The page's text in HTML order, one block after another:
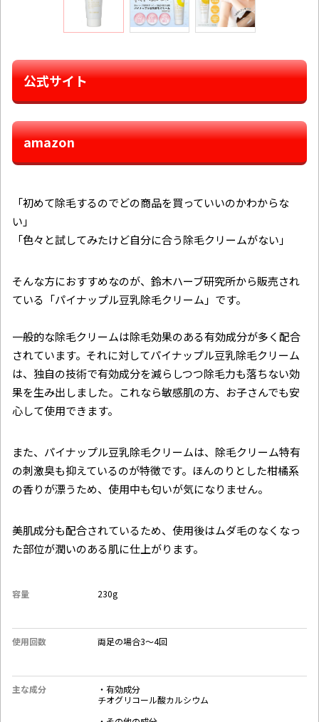
公式サイト
amazon
「初めて除毛するのでどの商品を買っていいのかわからな
い」
「色々と試してみたけど自分に合う除毛クリームがない」
そんな方におすすめなのが、鈴木ハーブ研究所から販売され
ている「パイナップル豆乳除毛クリーム」です。
一般的な除毛クリームは除毛効果のある有効成分が多く配合
されています。それに対してパイナップル豆乳除毛クリーム
は、独自の技術で有効成分を減らしつつ除毛力も落ちない効
果を生み出しました。これなら敏感肌の方、お子さんでも安
心して使用できます。
また、パイナップル豆乳除毛クリームは、除毛クリーム特有
の刺激臭も抑えているのが特徴です。ほんのりとした柑橘系
の香りが漂うため、使用中も匂いが気になりません。
美肌成分も配合されているため、使用後はムダ毛のなくなっ
た部位が潤いのある肌に仕上がります。
容量 230g
使用回数 両足の場合3〜4回
主な成分
・有効成分
チオグリコール酸カルシウム